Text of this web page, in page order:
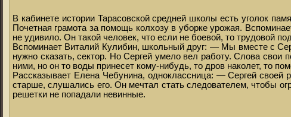
В кабинете истории Тарасовской средней школы есть уголок
Почетная грамота за помощь колхозу в уборке урожая.
не удивило. Он такой человек, что если не боевой, то трудовой
Вспоминает Виталий Кулибин, школьный друг: — Мы вместе с
нужно сказать, сектор. Но Сергей умело вел работу. Слова
ними, но он то воды принесет кому-нибудь, то дров наколет, то
Рассказывает Елена Чебунина, одноклассница: — Сергей своей
старше, слушались его. Он мечтал стать следователем, чтобы
решетки не попадали невинные.